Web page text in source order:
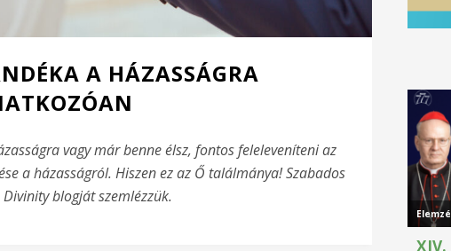
A HÁZASSÁGRA
vagy már benne élsz, fontos feleleveníteni az
a házasságról. Hiszen ez az Ő találmánya! Szabados
blogját szemlézzük.